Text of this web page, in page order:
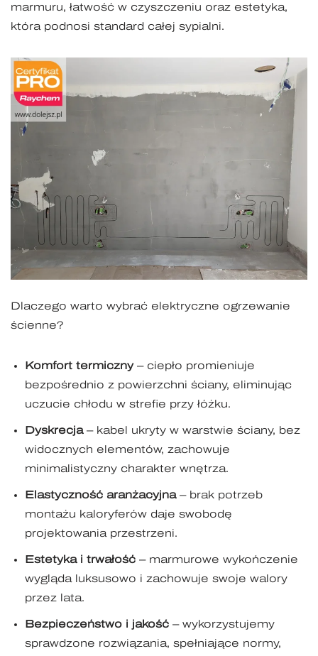
marmuru, łatwość w czyszczeniu oraz estetyka,
która podnosi standard całej sypialni.
Dlaczego warto wybrać elektryczne ogrzewanie
ścienne?
Komfort termiczny– ciepło promieniuje
bezpośrednio z powierzchni ściany, eliminując
uczucie chłodu w strefie przy łóżku.
Dyskrecja– kabel ukryty w warstwie ściany, bez
widocznych elementów, zachowuje
minimalistyczny charakter wnętrza.
Elastyczność aranżacyjna– brak potrzeb
montażu kaloryferów daje swobodę
projektowania przestrzeni.
Estetyka i trwałość – marmurowe wykończenie
wygląda luksusowo i zachowuje swoje walory
przez lata.
Bezpieczeństwo i jakość – wykorzystujemy
sprawdzone rozwiązania, spełniające normy,